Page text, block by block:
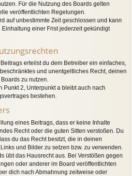
Für die Nutzung des Boards gelten
veröffentlichten Regelungen.
auf unbestimmte Zeit geschlossen und kann
einer Frist jederzeit gekündigt
erteilst du dem Betreiber ein einfaches,
und unentgeltliches Recht, deinen
zu nutzen.
Punkt 2, Unterpunkt a bleibt auch nach
bestehen.
eines Beitrags, dass er keine Inhalte
Recht oder die guten Sitten verstoßen. Du
du das Recht besitzt, die in deinen
und Bilder zu setzen bzw. zu verwenden.
übt das Hausrecht aus. Bei Verstößen gegen
oder anderer im Board veröffentlichten
dich nach Abmahnung zeitweise oder